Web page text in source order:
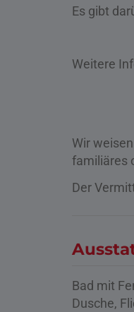
Es gibt
Weitere
Wir
familiäres
Der
Bad mit
Dusche